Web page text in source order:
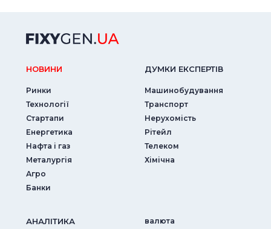
НОВИНИ
Ринки
Технології
Стартапи
Енергетика
Нафта і газ
Металургія
Агро
Банки
ДУМКИ ЕКСПЕРТIВ
Машинобудування
Транспорт
Нерухомість
Рітейл
Телеком
Хімічна
АНАЛIТИКА
валюта